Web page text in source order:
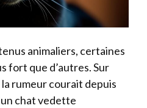
animaliers, certaines
fort que d’autres. Sur
rumeur courait depuis
chat vedette